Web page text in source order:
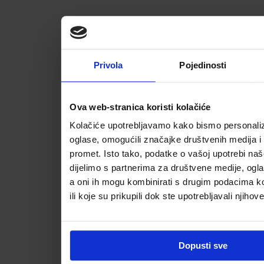
Privola Pojedinosti
Ova web-stranica koristi kolačiće
Kolačiće upotrebljavamo kako bismo
oglase, omogućili značajke društvenih medija i
promet. Isto tako, podatke o vašoj upotrebi
dijelimo s partnerima za društvene medije,
a oni ih mogu kombinirati s drugim podacima
ili koje su prikupili dok ste upotrebljavali
Dopusti sve